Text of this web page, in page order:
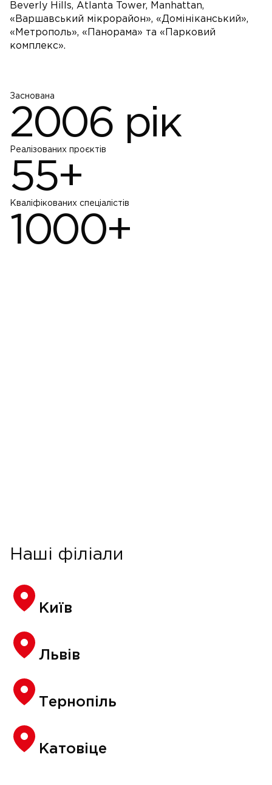
Beverly Hills, Atlanta Tower, Manhattan,
«Варшавський мікрорайон», «Домініканський»,
«Метрополь», «Панорама» та «Парковий
комплекс».
Заснована
2006 рік
Реалізованих проєктів
55+
Кваліфікованих спеціалістів
1000+
Наші філіали
Київ
Львів
Тернопіль
Катовіце